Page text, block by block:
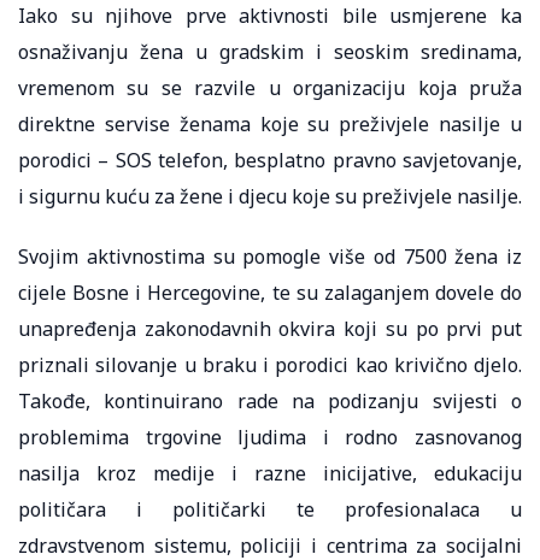
Iako su njihove prve aktivnosti bile usmjerene ka
osnaživanju žena u gradskim i seoskim sredinama,
vremenom su se razvile u organizaciju koja pruža
direktne servise ženama koje su preživjele nasilje u
porodici – SOS telefon, besplatno pravno savjetovanje,
i sigurnu kuću za žene i djecu koje su preživjele nasilje.
Svojim aktivnostima su pomogle više od 7500 žena iz
cijele Bosne i Hercegovine, te su zalaganjem dovele do
unapređenja zakonodavnih okvira koji su po prvi put
priznali silovanje u braku i porodici kao krivično djelo.
Takođe, kontinuirano rade na podizanju svijesti o
problemima trgovine ljudima i rodno zasnovanog
nasilja kroz medije i razne inicijative, edukaciju
političara i političarki te profesionalaca u
zdravstvenom sistemu, policiji i centrima za socijalni